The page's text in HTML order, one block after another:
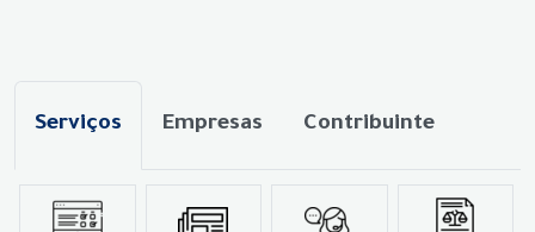
Serviços Empresas Contribuinte